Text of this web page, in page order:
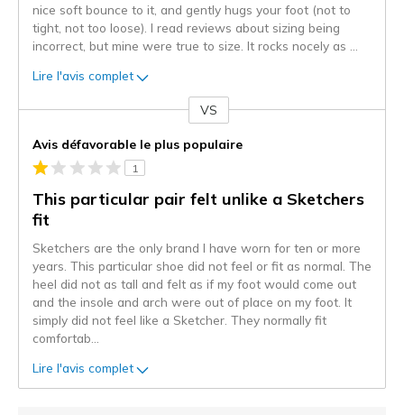
nice soft bounce to it, and gently hugs your foot (not to
tight, not too loose). I read reviews about sizing being
incorrect, but mine were true to size. It rocks nocely as
Lire l'avis complet
projecteur
sur
les
critiques
VS
Avis défavorable le plus populaire
1
This particular pair felt unlike a Sketchers
fit
Sketchers are the only brand I have worn for ten or more
years. This particular shoe did not feel or fit as normal. The
heel did not as tall and felt as if my foot would come out
and the insole and arch were out of place on my foot. It
simply did not feel like a Sketcher. They normally fit
comfortab
Lire l'avis complet